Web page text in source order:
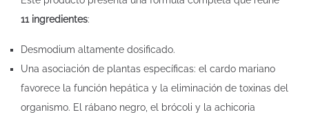
11 ingredientes:
Desmodium altamente dosificado.
Una asociación de plantas específicas: el cardo mariano
favorece la función hepática y la eliminación de toxinas del
organismo. El rábano negro, el brócoli y la achicoria